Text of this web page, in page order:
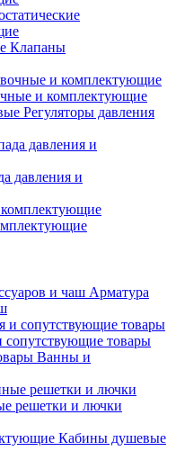
Клапаны
и комплектующие
Регуляторы давления
давления и
Арматура
сопутствующие товары
Ванны и
решетки и лючки
Кабины душевые